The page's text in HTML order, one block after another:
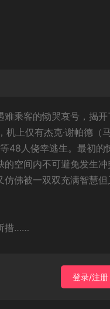
乘客的恸哭哀号，揭开
上仅有杰克·谢帕德（
48人侥幸逃生。最初的
空间内不可避免发生冲
佛被一双双充满智慧但
措……
登录/注册